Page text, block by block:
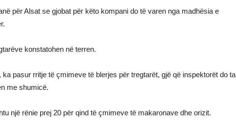
për Alsat se gjobat për këto kompani do të varen nga madhësia e
konstatohen në terren.
pasur rritje të çmimeve të blerjes për tregtarët, gjë që inspektorët do ta
me shumicë.
një rënie prej 20 për qind të çmimeve të makaronave dhe orizit.